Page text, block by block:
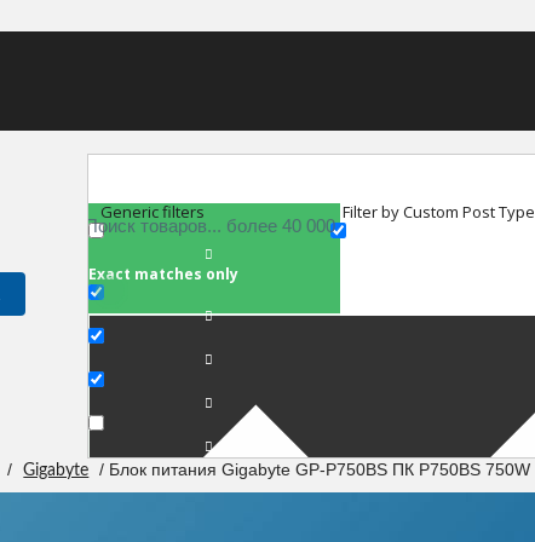
Generic filters
Exact matches only
Filter by Custom Post Type
/ Gigabyte / Блок питания Gigabyte GP-P750BS ПК P750BS 750W